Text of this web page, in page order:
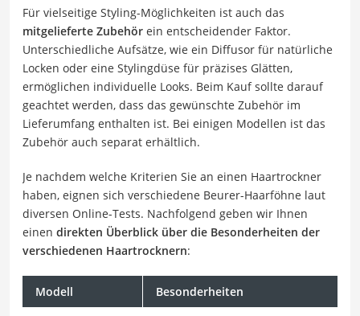
Für vielseitige Styling-Möglichkeiten ist auch das
mitgelieferte Zubehör ein entscheidender Faktor.
Unterschiedliche Aufsätze, wie ein Diffusor für natürliche
Locken oder eine Stylingdüse für präzises Glätten,
ermöglichen individuelle Looks. Beim Kauf sollte darauf
geachtet werden, dass das gewünschte Zubehör im
Lieferumfang enthalten ist. Bei einigen Modellen ist das
Zubehör auch separat erhältlich.
Je nachdem welche Kriterien Sie an einen Haartrockner
haben, eignen sich verschiedene Beurer-Haarföhne laut
diversen Online-Tests. Nachfolgend geben wir Ihnen
einen direkten Überblick über die Besonderheiten der
verschiedenen Haartrocknern:
Modell Besonderheiten